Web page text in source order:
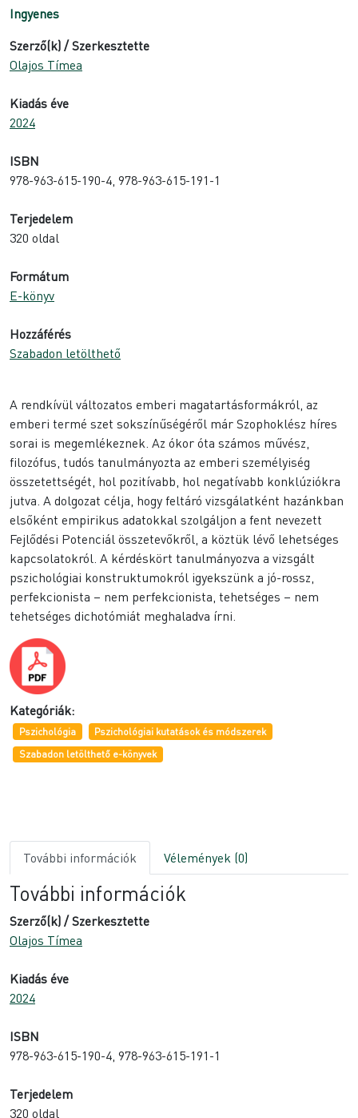
Ingyenes
Szerző(k) / Szerkesztette
Olajos Tímea
Kiadás éve
2024
ISBN
978-963-615-190-4, 978-963-615-191-1
Terjedelem
320 oldal
Formátum
E-könyv
Hozzáférés
Szabadon letölthető
A rendkívül változatos emberi magatartásformákról, az
emberi termé szet sokszínűségéről már Szophoklész híres
sorai is megemlékeznek. Az ókor óta számos művész,
filozófus, tudós tanulmányozta az emberi személyiség
összetettségét, hol pozitívabb, hol negatívabb konklúziókra
jutva. A dolgozat célja, hogy feltáró vizsgálatként hazánkban
elsőként empirikus adatokkal szolgáljon a fent nevezett
Fejlődési Potenciál összetevőkről, a köztük lévő lehetséges
kapcsolatokról. A kérdéskört tanulmányozva a vizsgált
pszichológiai konstruktumokról igyekszünk a jó-rossz,
perfekcionista – nem perfekcionista, tehetséges – nem
tehetséges dichotómiát meghaladva írni.
Kategóriák:
Pszichológia
Pszichológiai kutatások és módszerek
Szabadon letölthető e-könyvek
További információk Vélemények (0)
További információk
Szerző(k) / Szerkesztette
Olajos Tímea
Kiadás éve
2024
ISBN
978-963-615-190-4, 978-963-615-191-1
Terjedelem
320 oldal